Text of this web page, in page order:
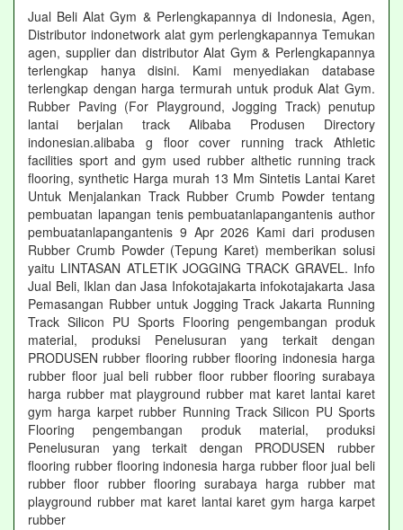
Jual Beli Alat Gym & Perlengkapannya di Indonesia, Agen,
Distributor indonetwork alat gym perlengkapannya Temukan
agen, supplier dan distributor Alat Gym & Perlengkapannya
terlengkap hanya disini. Kami menyediakan database
terlengkap dengan harga termurah untuk produk Alat Gym.
Rubber Paving (For Playground, Jogging Track) penutup
lantai berjalan track Alibaba Produsen Directory
indonesian.alibaba g floor cover running track Athletic
facilities sport and gym used rubber althetic running track
flooring, synthetic Harga murah 13 Mm Sintetis Lantai Karet
Untuk Menjalankan Track Rubber Crumb Powder tentang
pembuatan lapangan tenis pembuatanlapangantenis author
pembuatanlapangantenis 9 Apr 2026 Kami dari produsen
Rubber Crumb Powder (Tepung Karet) memberikan solusi
yaitu LINTASAN ATLETIK JOGGING TRACK GRAVEL. Info
Jual Beli, Iklan dan Jasa Infokotajakarta infokotajakarta Jasa
Pemasangan Rubber untuk Jogging Track Jakarta Running
Track Silicon PU Sports Flooring pengembangan produk
material, produksi Penelusuran yang terkait dengan
PRODUSEN rubber flooring rubber flooring indonesia harga
rubber floor jual beli rubber floor rubber flooring surabaya
harga rubber mat playground rubber mat karet lantai karet
gym harga karpet rubber Running Track Silicon PU Sports
Flooring pengembangan produk material, produksi
Penelusuran yang terkait dengan PRODUSEN rubber
flooring rubber flooring indonesia harga rubber floor jual beli
rubber floor rubber flooring surabaya harga rubber mat
playground rubber mat karet lantai karet gym harga karpet
rubber